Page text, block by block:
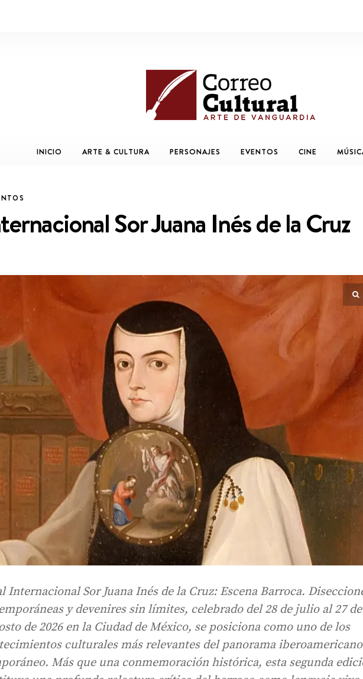
INICIO ARTE & CULTURA PERSONAJES EVENTOS CINE
Sor Juana Inés de la Cruz
Internacional Sor Juana Inés de la Cruz: Escena Barroca.
y devenires sin límites, celebrado del 28 de julio al 27 de
de 2026 en la Ciudad de México, se posiciona como uno de los
culturales más relevantes del panorama iberoamericano
Más que una conmemoración histórica, esta segunda